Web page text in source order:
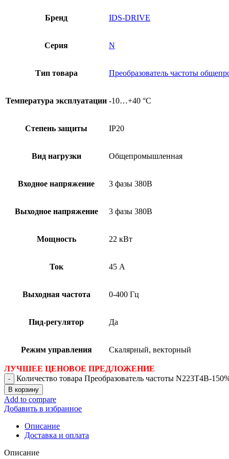
Бренд IDS-DRIVE
Серия N
Тип товара Преобразователь частоты
Температура эксплуатации -10…+40 °С
Степень защиты IP20
Вид нагрузки Общепромышленная
Входное напряжение 3 фазы 380В
Выходное напряжение 3 фазы 380В
Мощность 22 кВт
Ток 45 А
Выходная частота 0-400 Гц
Пид-регулятор Да
Режим управления Скалярный, векторный
ЛУЧШЕЕ ЦЕНОВОЕ ПРЕДЛОЖЕНИЕ
Количество товара Преобразователь частоты N223T4B-
В корзину
Add to compare
Добавить в избранное
Описание
Доставка и оплата
Описание